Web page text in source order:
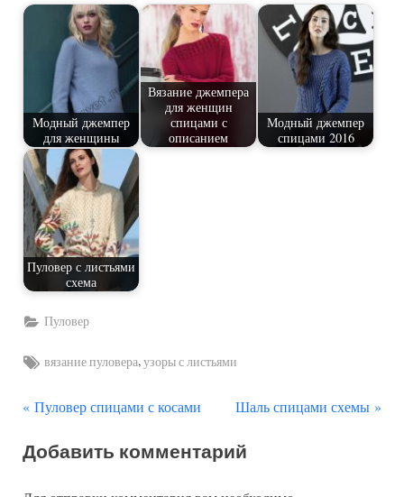
Модный джемпер
для женщины
Вязание джемпера
для женщин
спицами с
описанием
Модный джемпер
спицами 2016
Пуловер с листьями
схема
Пуловер
Tags:
вязание пуловера,узоры с листьями
Навигация
по
записям
П
е
Пуловер спицами с косами
С
е
Шаль спицами схемы
Добавить комментарий